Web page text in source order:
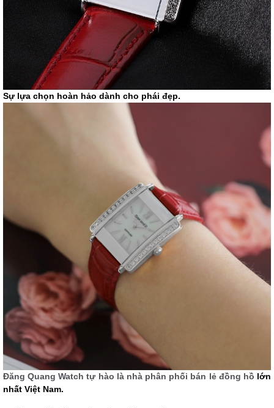
Sự lựa chọn hoàn hảo dành cho phái đẹp.
Đăng Quang Watch tự hào là nhà phân phối bán lẻ đồng hồ lớn
nhất Việt Nam.